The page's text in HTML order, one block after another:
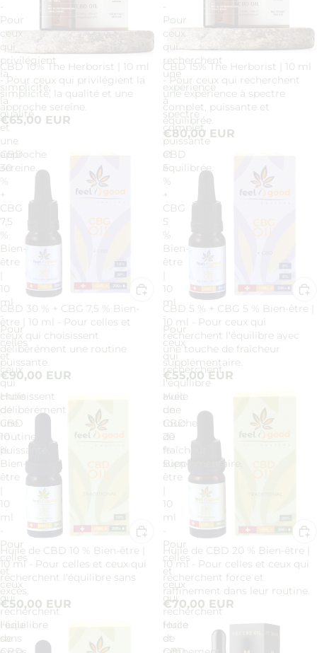
Pour
ceux
qui
privilégient
la
simplicité,
la
qualité
et
une
approche
sereine.
Épuisé
CBD 10% The Herborist | 10 ml
- Pour ceux qui privilégient la
simplicité, la qualité et une
approche sereine.
€65,00 EUR
Pour
ceux
qui
recherchent
une
expérience
à
spectre
complet,
puissante
et
équilibrée.
Épuisé
CBD 15% The Herborist | 10 ml
- Pour ceux qui recherchent
une expérience à spectre
complet, puissante et
équilibrée.
€80,00 EUR
CBD
30
%
+
CBG
7,5
%
Bien-
être
10
ml
-
Pour
celles
et
ceux
qui
choisissent
délibérément
une
routine
puissante.
CBD 30 % + CBG 7,5 % Bien-
être | 10 ml - Pour celles et
ceux qui choisissent
délibérément une routine
puissante.
€90,00 EUR
CBD
5
%
+
CBG
5
%
Bien-
être
10
ml
-
Pour
ceux
qui
recherchent
l'équilibre
avec
une
touche
de
fraîcheur
supplémentaire.
CBD 5 % + CBG 5 % Bien-être |
10 ml - Pour ceux qui
recherchent l'équilibre avec
une touche de fraîcheur
supplémentaire.
€55,00 EUR
Huile
de
CBD
10
%
Bien-
être
10
ml
Pour
celles
et
ceux
qui
recherchent
l'équilibre
sans
Huile de CBD 10 % Bien-être |
10 ml - Pour celles et ceux qui
recherchent l'équilibre sans
excès.
€50,00 EUR
Huile
de
CBD
20
%
Bien-
être
10
ml
Pour
celles
et
ceux
qui
recherchent
force
et
Huile de CBD 20 % Bien-être |
10 ml - Pour celles et ceux qui
recherchent force et
raffinement dans leur routine.
€70,00 EUR
Huile
de
Huile
de